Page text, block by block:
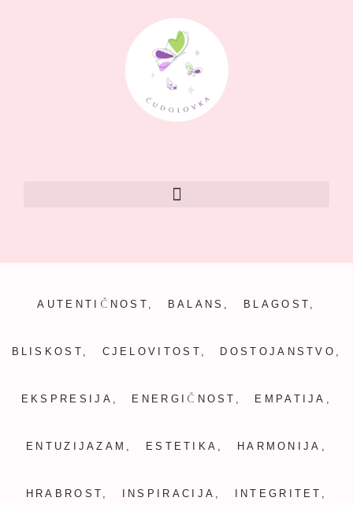
AUTENTIČNOST, BALANS, BLAGOST,
BLISKOST, CJELOVITOST, DOSTOJANSTVO,
EKSPRESIJA, ENERGIČNOST, EMPATIJA,
ENTUZIJAZAM, ESTETIKA, HARMONIJA,
HRABROST, INSPIRACIJA, INTEGRITET,